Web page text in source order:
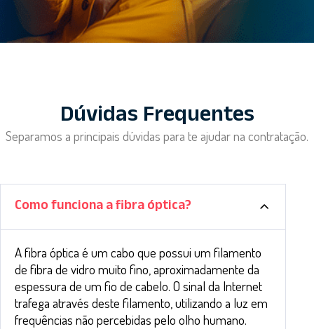
Dúvidas Frequentes
Separamos a principais dúvidas para te ajudar na contratação.
Como funciona a fibra óptica?
A fibra óptica é um cabo que possui um filamento
de fibra de vidro muito fino, aproximadamente da
espessura de um fio de cabelo. O sinal da Internet
trafega através deste filamento, utilizando a luz em
frequências não percebidas pelo olho humano.